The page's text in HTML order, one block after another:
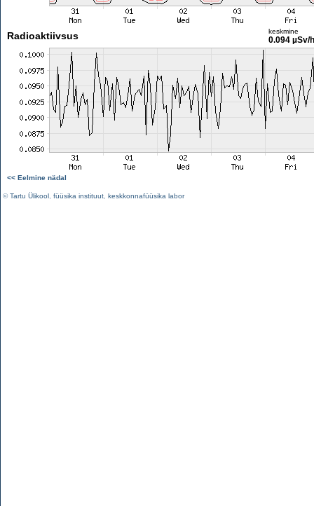
Radioaktiivsus keskmine
0.094 µSv/h
<< Eelmine nädal
©Tartu Ülikool füüsika instituut keskkonnafüüsika labor